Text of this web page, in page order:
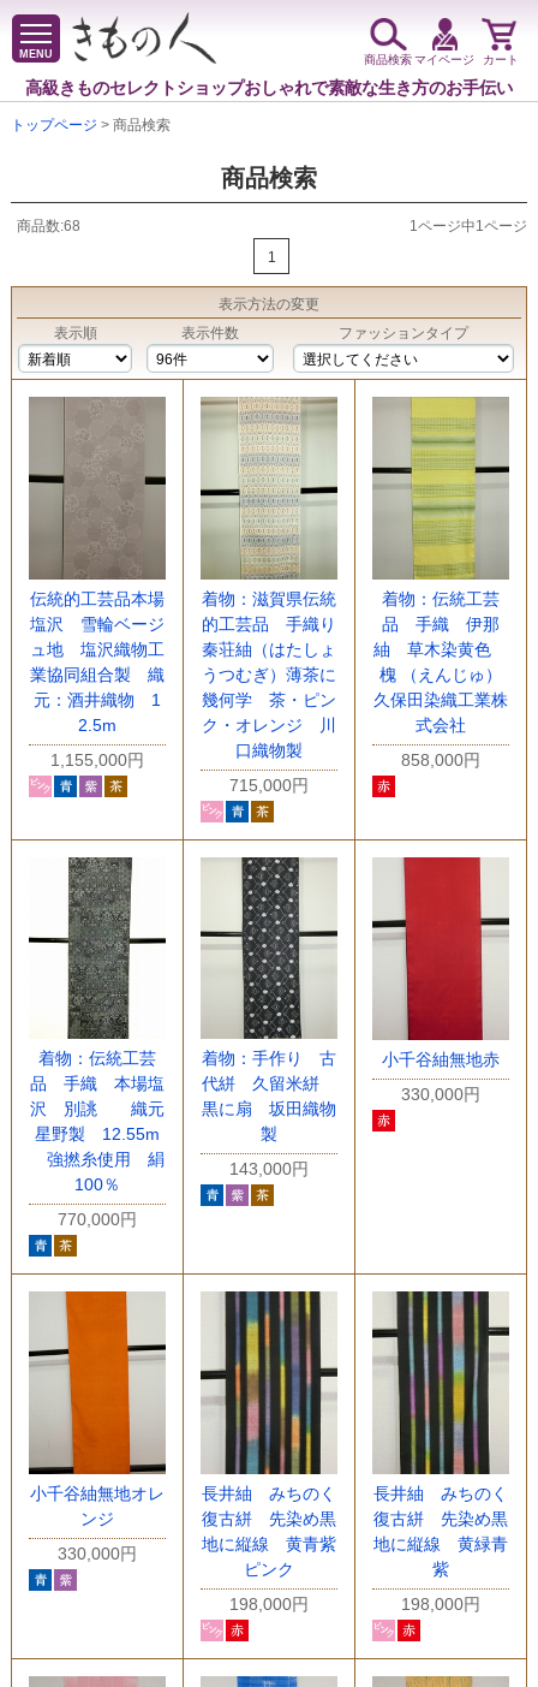
MENU
高級きものセレクトショップおしゃれで素敵な生き方のお手伝い
商品検索マイページ カート
トップページ > 商品検索
商品検索
商品数:68
1ページ中1ページ
1
表示方法の変更
表示順
表示件数 ファッションタイプ
伝統的工芸品本場
塩沢 雪輪ベージ
ュ地 塩沢織物工
業協同組合製 織
元：酒井織物 1
2.5m
1,155,000円
着物：滋賀県伝統
的工芸品 手織り
秦荘紬（はたしょ
うつむぎ）薄茶に
幾何学 茶・ピン
ク・オレンジ 川
口織物製
715,000円
着物：伝統工芸
品 手織 伊那
紬 草木染黄色
槐 （えんじゅ）
久保田染織工業株
式会社
858,000円
着物：伝統工芸
品 手織 本場塩
沢 別誂 織元
星野製 12.55m
強撚糸使用 絹
100％
770,000円
着物：手作り 古
代絣 久留米絣
黒に扇 坂田織物
製
143,000円
小千谷紬無地赤
330,000円
小千谷紬無地オレ
ンジ
330,000円
長井紬 みちのく
復古絣 先染め黒
地に縦線 黄青紫
ピンク
198,000円
長井紬 みちのく
復古絣 先染め黒
地に縦線 黄緑青
紫
198,000円